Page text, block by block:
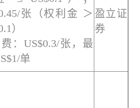
张（权利金 ＞
）
：US$0.3/张，最
单
盈立证
券